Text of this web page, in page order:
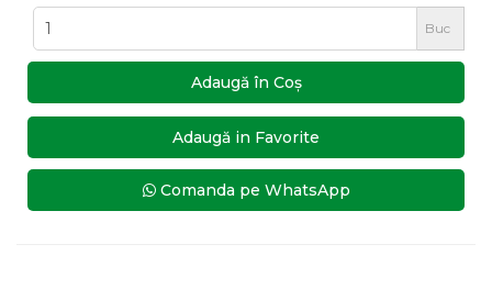
Buc
Adaugă în Coş
Adaugă in Favorite
Comanda pe WhatsApp